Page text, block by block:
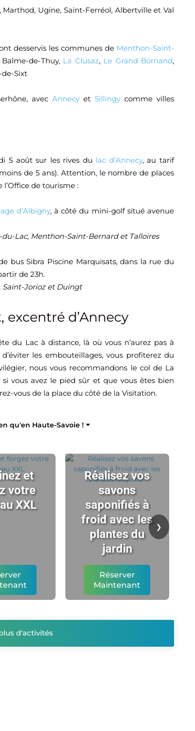
Marthod, Ugine, Saint-Ferréol, Albertville et Val
desservis les communes de Menthon-Saint-
de-Thuy, La Clusaz, Le Grand Bornand,
de-Sixt
avec Annecyet Sillingycomme villes
5 août sur les rives du lac d’Annecy, au tarif
de 5 ans). Attention, le nombre de places
de tourisme :
d’Albigny, à côté du mini-golf situé avenue
Lac, Menthon-Saint-Bernard et Talloires
bus Sibra Piscine Marquisats, dans la rue du
de 23h.
Saint-Jorioz et Duingt
d’Annecy
du Lac à distance, là où vous n’aurez pas à
les embouteillages, vous profiterez du
nous vous recommandons le col de La
vous avez le pied sûr et que vous êtes bien
vous de la place du côté de la Visitation.
qu'en Haute-Savoie ! ⏷
et
votre
XXL
Réalisez vos
savons
saponifiés à
froid avec les
plantes du
jardin
Réserver
Maintenant
❯
d'activités